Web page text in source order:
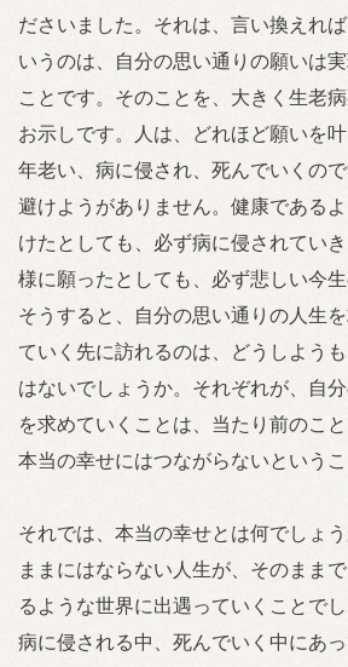
ださいました。それは、言い換えれ
いうのは、自分の思い通りの願いは
ことです。そのことを、大きく生老
お示しです。人は、どれほど願いを
年老い、病に侵され、死んでいくので
避けようがありません。健康である
けたとしても、必ず病に侵されてい
様に願ったとしても、必ず悲しい今生
そうすると、自分の思い通りの人生
ていく先に訪れるのは、どうしよう
はないでしょうか。それぞれが、自
を求めていくことは、当たり前のこ
本当の幸せにはつながらないというこ
それでは、本当の幸せとは何でしょ
ままにはならない人生が、そのまま
るような世界に出遇っていくことで
病に侵される中、死んでいく中にあ